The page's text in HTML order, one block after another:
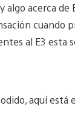
algo acerca
cuando
al E3 esta
aquí